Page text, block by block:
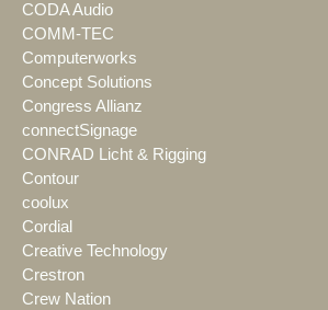
CODA Audio
COMM-TEC
Computerworks
Concept Solutions
Congress Allianz
connectSignage
CONRAD Licht & Rigging
Contour
coolux
Cordial
Creative Technology
Crestron
Crew Nation